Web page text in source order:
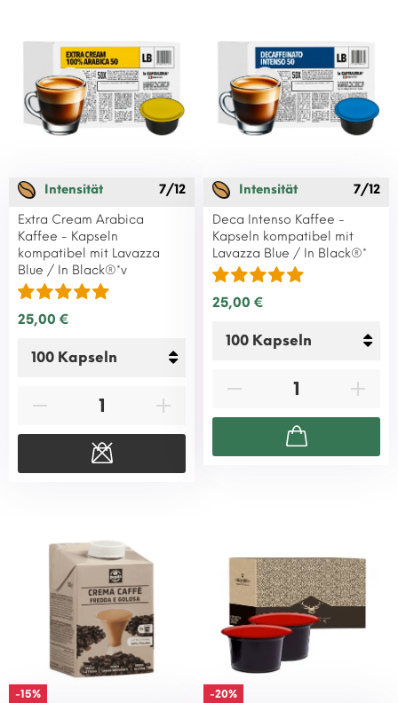
Intensität
7/12
Extra Cream Arabica
Kaffee - Kapseln
kompatibel mit Lavazza
Blue / In Black®*v
25,00 €
Intensität
7/12
Deca Intenso Kaffee -
Kapseln kompatibel mit
Lavazza Blue / In Black®*
25,00 €
-15% -20%